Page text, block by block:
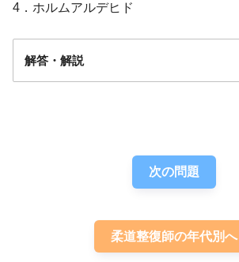
4．ホルムアルデヒド
解答・解説
次の問題
柔道整復師の年代別へ